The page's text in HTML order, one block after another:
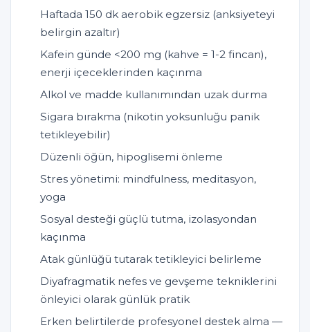
Haftada 150 dk aerobik egzersiz (anksiyeteyi
belirgin azaltır)
Kafein günde <200 mg (kahve = 1-2 fincan),
enerji içeceklerinden kaçınma
Alkol ve madde kullanımından uzak durma
Sigara bırakma (nikotin yoksunluğu panik
tetikleyebilir)
Düzenli öğün, hipoglisemi önleme
Stres yönetimi: mindfulness, meditasyon,
yoga
Sosyal desteği güçlü tutma, izolasyondan
kaçınma
Atak günlüğü tutarak tetikleyici belirleme
Diyafragmatik nefes ve gevşeme tekniklerini
önleyici olarak günlük pratik
Erken belirtilerde profesyonel destek alma —